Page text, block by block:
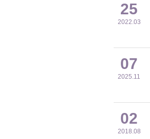
25
2022.03
07
2025.11
02
2018.08